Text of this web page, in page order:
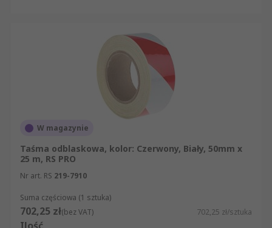
W magazynie
Taśma odblaskowa, kolor: Czerwony, Biały, 50mm x
25 m, RS PRO
Nr art. RS 219-7910
Suma częściowa (1 sztuka)
702,25 zł(bez VAT) 702,25 zł/sztuka